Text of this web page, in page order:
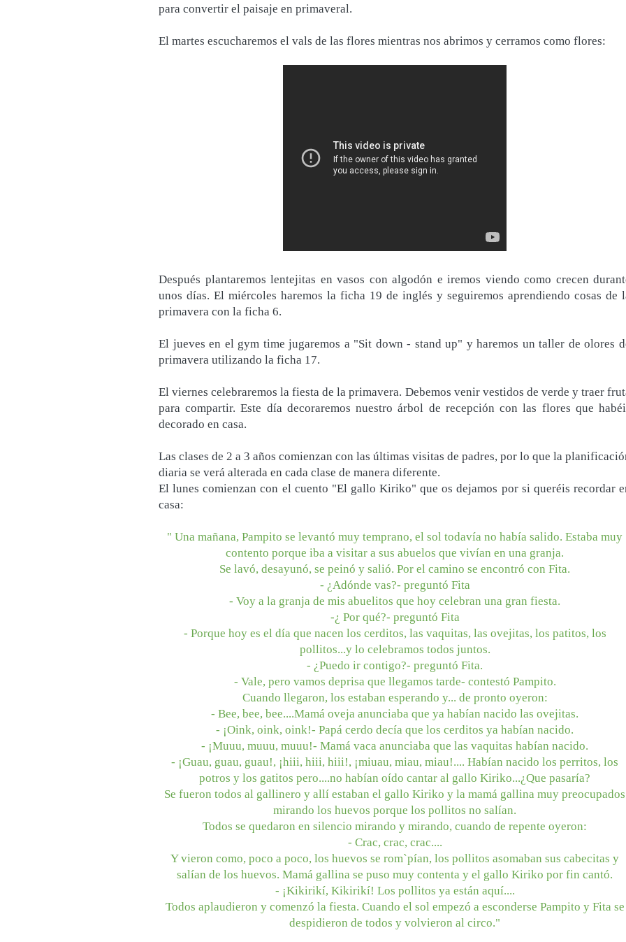
para convertir el paisaje en primaveral.
El martes escucharemos el vals de las flores mientras nos abrimos y cerramos como flores:
Después plantaremos lentejitas en vasos con algodón e iremos viendo como crecen
unos días. El miércoles haremos la ficha 19 de inglés y seguiremos aprendiendo cosas de
primavera con la ficha 6.
El jueves en el gym time jugaremos a "Sit down - stand up" y haremos un taller de olores
primavera utilizando la ficha 17.
El viernes celebraremos la fiesta de la primavera. Debemos venir vestidos de verde y traer
para compartir. Este día decoraremos nuestro árbol de recepción con las flores que
decorado en casa.
Las clases de 2 a 3 años comienzan con las últimas visitas de padres, por lo que la
diaria se verá alterada en cada clase de manera diferente.
El lunes comienzan con el cuento "El gallo Kiriko" que os dejamos por si queréis recordar
casa:
" Una mañana, Pampito se levantó muy temprano, el sol todavía no había salido. Estaba muy
contento porque iba a visitar a sus abuelos que vivían en una granja.
Se lavó, desayunó, se peinó y salió. Por el camino se encontró con Fita.
- ¿Adónde vas?- preguntó Fita
- Voy a la granja de mis abuelitos que hoy celebran una gran fiesta.
-¿ Por qué?- preguntó Fita
- Porque hoy es el día que nacen los cerditos, las vaquitas, las ovejitas, los patitos, los
pollitos...y lo celebramos todos juntos.
- ¿Puedo ir contigo?- preguntó Fita.
- Vale, pero vamos deprisa que llegamos tarde- contestó Pampito.
Cuando llegaron, los estaban esperando y... de pronto oyeron:
- Bee, bee, bee....Mamá oveja anunciaba que ya habían nacido las ovejitas.
- ¡Oink, oink, oink!- Papá cerdo decía que los cerditos ya habían nacido.
- ¡Muuu, muuu, muuu!- Mamá vaca anunciaba que las vaquitas habían nacido.
- ¡Guau, guau, guau!, ¡hiii, hiii, hiii!, ¡miuau, miau, miau!.... Habían nacido los perritos, los
potros y los gatitos pero....no habían oído cantar al gallo Kiriko...¿Que pasaría?
Se fueron todos al gallinero y allí estaban el gallo Kiriko y la mamá gallina muy preocupados
mirando los huevos porque los pollitos no salían.
Todos se quedaron en silencio mirando y mirando, cuando de repente oyeron:
- Crac, crac, crac....
Y vieron como, poco a poco, los huevos se rom`pían, los pollitos asomaban sus cabecitas y
salían de los huevos. Mamá gallina se puso muy contenta y el gallo Kiriko por fin cantó.
- ¡Kikirikí, Kikirikí! Los pollitos ya están aquí....
Todos aplaudieron y comenzó la fiesta. Cuando el sol empezó a esconderse Pampito y Fita se
despidieron de todos y volvieron al circo."